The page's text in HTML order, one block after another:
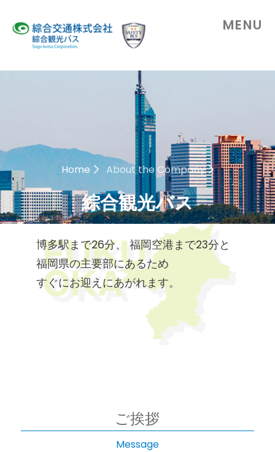
MENU
Home About the Company
綜合観光バス
博多駅まで26分、福岡空港まで23分と
福岡県の主要部にあるため
すぐにお迎えにあがれます。
ご挨拶
Message